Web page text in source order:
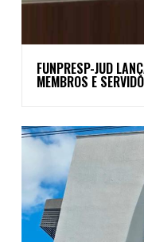
FUNPRESP-JUD
MEMBROS E